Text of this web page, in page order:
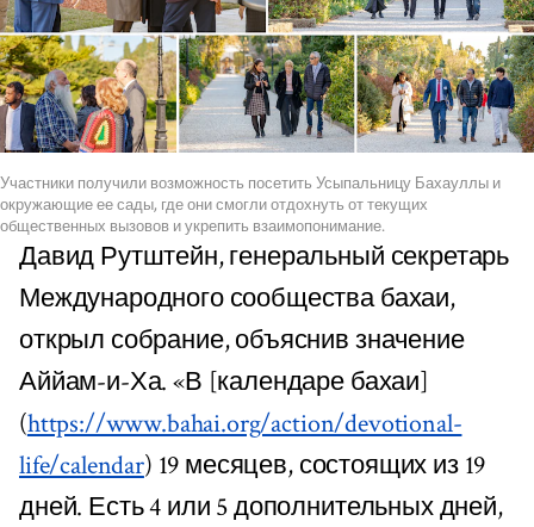
Участники получили возможность посетить Усыпальницу Бахауллы и
окружающие ее сады, где они смогли отдохнуть от текущих
общественных вызовов и укрепить взаимопонимание.
Давид Рутштейн, генеральный секретарь
Международного сообщества бахаи,
открыл собрание, объяснив значение
Аййам-и-Ха. «В [календаре бахаи]
(https://www.bahai.org/action/devotional-
life/calendar) 19 месяцев, состоящих из 19
дней. Есть 4 или 5 дополнительных дней,